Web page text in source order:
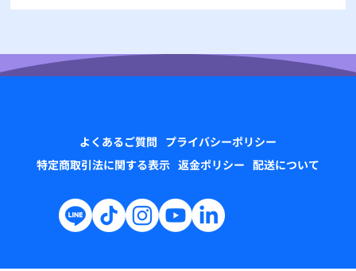
よくあるご質問 プライバシーポリシー
特定商取引法に関する表示 返金ポリシー 配送について